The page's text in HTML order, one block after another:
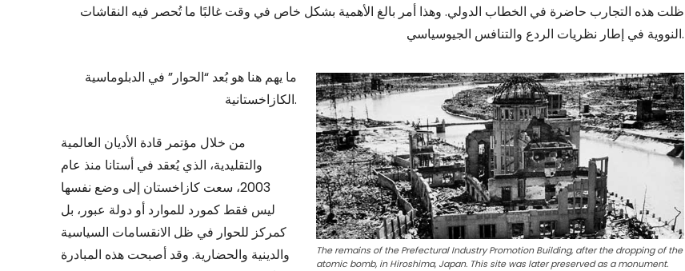
ظلت هذه التجارب حاضرة في الخطاب الدولي. وهذا أمر بالغ الأهمية بشكل خاص في وقت غالبًا ما تُحصر فيه النقاشات
النووية في إطار نظريات الردع والتنافس الجيوسياسي.
The remains of the Prefectural Industry Promotion Building, after the dropping of the
atomic bomb, in Hiroshima, Japan. This site was later preserved as a monument.
ما يهم هنا هو بُعد “الحوار” في الدبلوماسية
الكازاخستانية.
من خلال مؤتمر قادة الأديان العالمية
والتقليدية، الذي يُعقد في أستانا منذ عام
2003، سعت كازاخستان إلى وضع نفسها
ليس فقط كمورد للموارد أو دولة عبور، بل
كمركز للحوار في ظل الانقسامات السياسية
والدينية والحضارية. وقد أصبحت هذه المبادرة